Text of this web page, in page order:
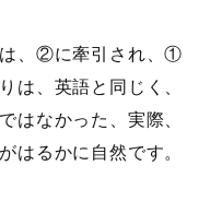
は、②に牽引され、①
は、英語と同じく、
はなかった、実際、
るかに自然です。